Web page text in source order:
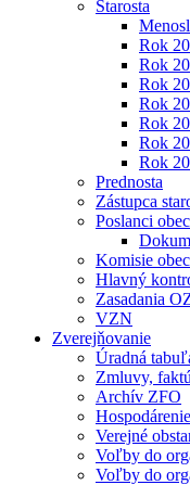
Starosta
Rok
Rok
Rok
Rok
Rok
Rok
Rok
Prednosta
Zástupca
Poslanci
Komisie
Hlavný
Zasadania
VZN
Zverejňovanie
Úradná
Zmluvy,
Archív ZFO
Verejné
Voľby do
Voľby do